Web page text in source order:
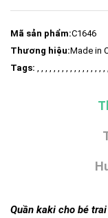
Mã sản phẩm:C1646
Thương hiệu:Made in
Tags: , , , , , , , , , , , , , , , , ,
Quần kaki cho bé